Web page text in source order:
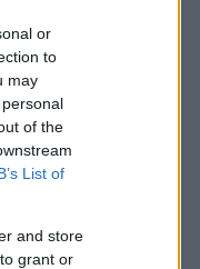
or
to
may
of the
List of
and store
grant or